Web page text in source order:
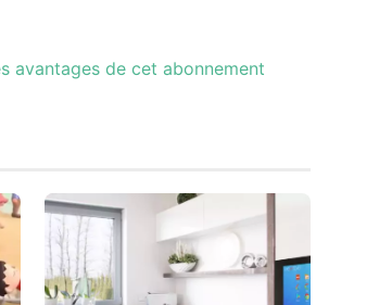
avantages de cet abonnement